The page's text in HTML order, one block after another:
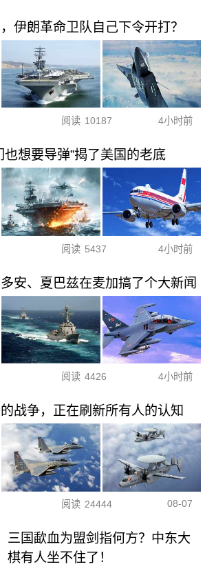
伊朗革命卫队自己下令开打？
阅读 10187 4小时前
也想要导弹”揭了美国的老底
阅读 5437 4小时前
安、夏巴兹在麦加搞了个大新闻
阅读 4426 4小时前
战争，正在刷新所有人的认知
阅读 24444 08-07
三国歃血为盟剑指何方？中东大
棋有人坐不住了！